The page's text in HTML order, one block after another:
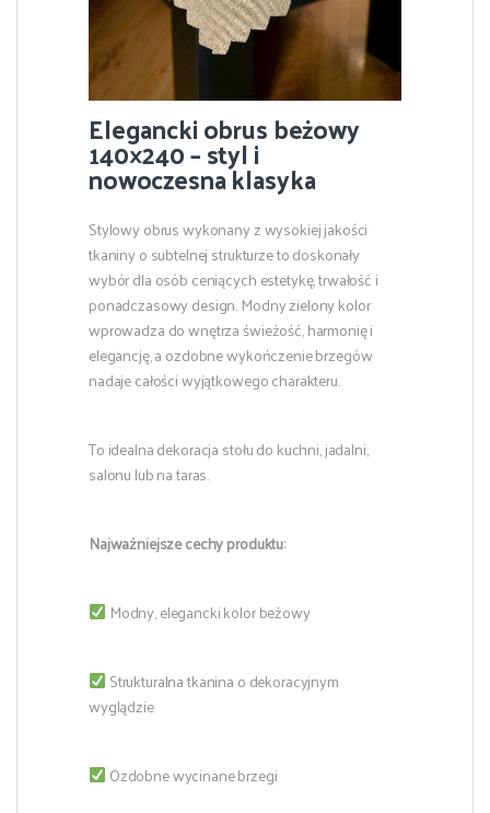
Elegancki obrus beżowy
140×240 – styl i
nowoczesna klasyka
Stylowy obrus wykonany z wysokiej jakości
tkaniny o subtelnej strukturze to doskonały
wybór dla osób ceniących estetykę, trwałość i
ponadczasowy design. Modny zielony kolor
wprowadza do wnętrza świeżość, harmonię i
elegancję, a ozdobne wykończenie brzegów
nadaje całości wyjątkowego charakteru.
To idealna dekoracja stołu do kuchni, jadalni,
salonu lub na taras.
Najważniejsze cechy produktu:
Modny, elegancki kolor beżowy
Strukturalna tkanina o dekoracyjnym
wyglądzie
Ozdobne wycinane brzegi